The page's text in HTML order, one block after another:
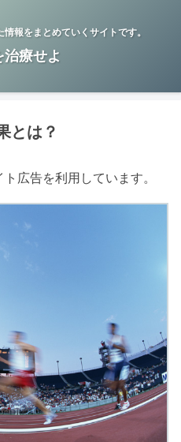
報をまとめていくサイトです。
療せよ
とは？
広告を利用しています。